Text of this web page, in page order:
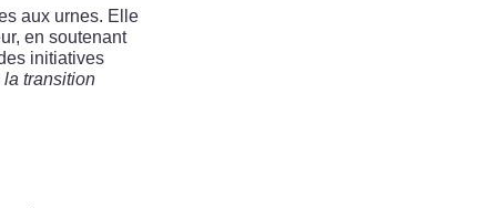
aux urnes. Elle
en soutenant
initiatives
transition